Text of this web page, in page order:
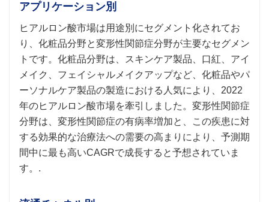
アプリケーション別
ヒアルロン酸市場は用途別にセグメント化されてお
り、化粧品分野と変形性関節症分野が主要なセグメン
トです。化粧品分野は、スキンケア製品、口紅、アイ
メイク、フェイシャルメイクアップなど、化粧品やパ
ーソナルケア製品の製造における人気により、2022
年のヒアルロン酸市場を牽引しました。変形性関節症
分野は、変形性関節症の有病率増加と、この疾患に対
する効果的な治療法への需要の高まりにより、予測期
間中に最も高いCAGRで成長すると予想されていま
す。.